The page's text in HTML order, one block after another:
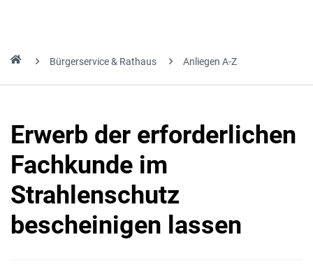
Bürgerservice & Rathaus Anliegen A-Z
Erwerb der erforderlichen
Fachkunde im
Strahlenschutz
bescheinigen lassen